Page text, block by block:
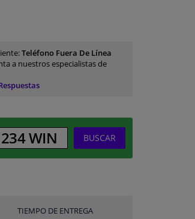
Teléfono Fuera De Línea
a nuestros especialistas de
BUSCAR
TIEMPO DE ENTREGA